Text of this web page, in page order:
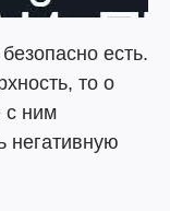
есть.
то о
с ним
негативную